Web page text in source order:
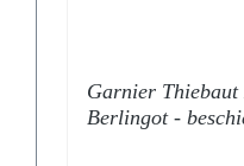
Garnier Thiebaut
Berlingot -